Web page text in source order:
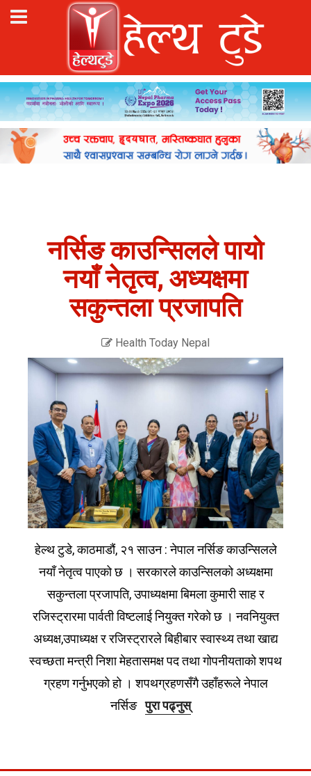
नर्सिङ काउन्सिलले पायो
नयाँ नेतृत्व, अध्यक्षमा
सकुन्तला प्रजापति
Health Today Nepal
हेल्थ टुडे, काठमाडौं, २१ साउन : नेपाल नर्सिङ काउन्सिलले
नयाँ नेतृत्व पाएको छ । सरकारले काउन्सिलको अध्यक्षमा
सकुन्तला प्रजापति, उपाध्यक्षमा बिमला कुमारी साह र
रजिस्ट्रारमा पार्वती विष्टलाई नियुक्त गरेको छ । नवनियुक्त
अध्यक्ष,उपाध्यक्ष र रजिस्ट्रारले बिहीबार स्वास्थ्य तथा खाद्य
स्वच्छता मन्त्री निशा मेहतासमक्ष पद तथा गोपनीयताको शपथ
ग्रहण गर्नुभएको हो । शपथग्रहणसँगै उहाँहरूले नेपाल
नर्सिङपुरा पढ्नुस्